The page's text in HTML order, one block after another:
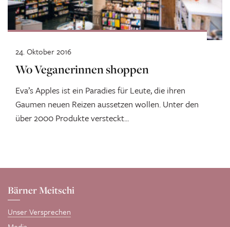
Wo Veganerinnen shoppen
Eva’s Apples ist ein Paradies für Leute, die ihren
Gaumen neuen Reizen aussetzen wollen. Unter den
über 2000 Produkte versteckt...
24. Oktober 2016
Bärner Meitschi
Unser Versprechen